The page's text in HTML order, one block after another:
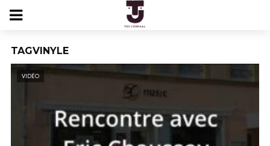
TAGVINYLE
VIDÉO